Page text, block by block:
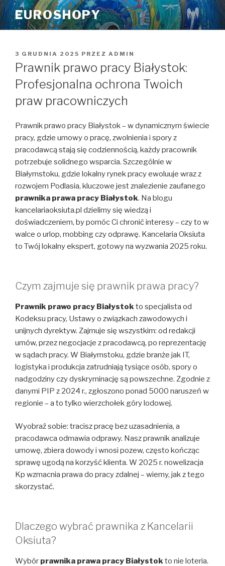
Przeskocz
do
treści
EUROSHOPY
OPUBLIKOWANE
W
3 GRUDNIA 2025 PRZEZ ADMIN
Prawnik prawo pracy Białystok:
Profesjonalna ochrona Twoich
praw pracowniczych
Prawnik prawo pracy Białystok – w dynamicznym świecie
pracy, gdzie umowy o pracę, zwolnienia i spory z
pracodawcą stają się codziennością, każdy pracownik
potrzebuje solidnego wsparcia. Szczególnie w
Białymstoku, gdzie lokalny rynek pracy ewoluuje wraz z
rozwojem Podlasia, kluczowe jest znalezienie zaufanego
prawnika prawa pracy Białystok. Na blogu
kancelariaoksiuta.pl dzielimy się wiedzą i
doświadczeniem, by pomóc Ci chronić interesy – czy to w
walce o urlop, mobbing czy odprawę. Kancelaria Oksiuta
to Twój lokalny ekspert, gotowy na wyzwania 2025 roku.
Czym zajmuje się prawnik prawa pracy?
Prawnik prawo pracy Białystokto specjalista od
Kodeksu pracy, Ustawy o związkach zawodowych i
unijnych dyrektyw. Zajmuje się wszystkim: od redakcji
umów, przez negocjacje z pracodawcą, po reprezentację
w sądach pracy. W Białymstoku, gdzie branże jak IT,
logistyka i produkcja zatrudniają tysiące osób, spory o
nadgodziny czy dyskryminację są powszechne. Zgodnie z
danymi PIP z 2024 r., zgłoszono ponad 5000 naruszeń w
regionie – a to tylko wierzchołek góry lodowej.
Wyobraź sobie: tracisz pracę bez uzasadnienia, a
pracodawca odmawia odprawy. Nasz prawnik analizuje
umowę, zbiera dowody i wnosi pozew, często kończąc
sprawę ugodą na korzyść klienta. W 2025 r. nowelizacja
Kp wzmacnia prawa do pracy zdalnej – wiemy, jak z tego
skorzystać.
Dlaczego wybrać prawnika z Kancelarii
Oksiuta?
Wybór prawnika prawa pracy Białystokto nie loteria.